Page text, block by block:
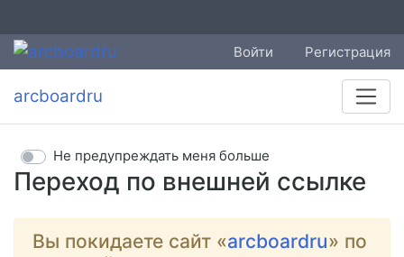
Войти Регистрация
arcboardru
Переход по внешней ссылке
Не предупреждать меня больше
Вы покидаете сайт «arcboardru» по